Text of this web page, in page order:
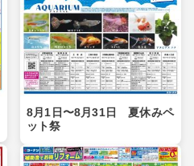
8月1日〜8月31日 夏休みペ
ット祭